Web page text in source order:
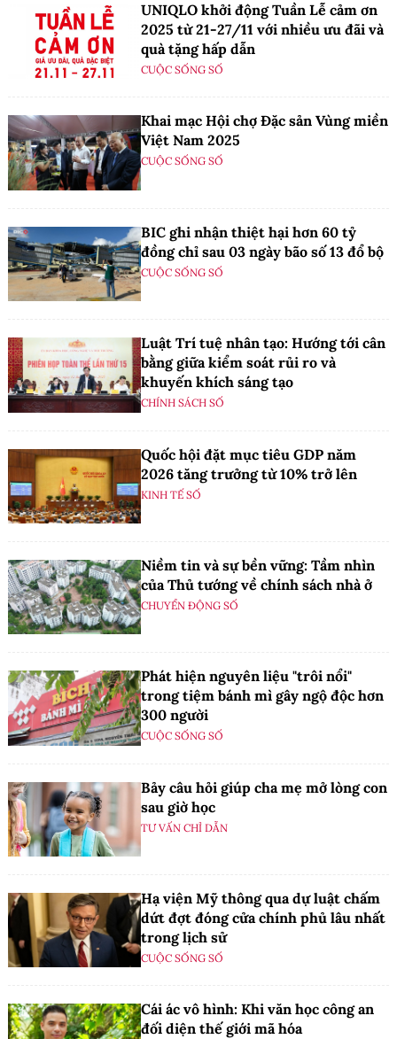
UNIQLO khởi động Tuần Lễ cảm ơn
2025 từ 21-27/11 với nhiều ưu đãi và
quà tặng hấp dẫn
CUỘC SỐNG SỐ
Khai mạc Hội chợ Đặc sản Vùng miền
Việt Nam 2025
CUỘC SỐNG SỐ
BIC ghi nhận thiệt hại hơn 60 tỷ
đồng chỉ sau 03 ngày bão số 13 đổ bộ
CUỘC SỐNG SỐ
Luật Trí tuệ nhân tạo: Hướng tới cân
bằng giữa kiểm soát rủi ro và
khuyến khích sáng tạo
CHÍNH SÁCH SỐ
Quốc hội đặt mục tiêu GDP năm
2026 tăng trưởng từ 10% trở lên
KINH TẾ SỐ
Niềm tin và sự bền vững: Tầm nhìn
của Thủ tướng về chính sách nhà ở
CHUYỂN ĐỘNG SỐ
Phát hiện nguyên liệu "trôi nổi"
trong tiệm bánh mì gây ngộ độc hơn
300 người
CUỘC SỐNG SỐ
Bảy câu hỏi giúp cha mẹ mở lòng con
sau giờ học
TƯ VẤN CHỈ DẪN
Hạ viện Mỹ thông qua dự luật chấm
dứt đợt đóng cửa chính phủ lâu nhất
trong lịch sử
CUỘC SỐNG SỐ
Cái ác vô hình: Khi văn học công an
đối diện thế giới mã hóa